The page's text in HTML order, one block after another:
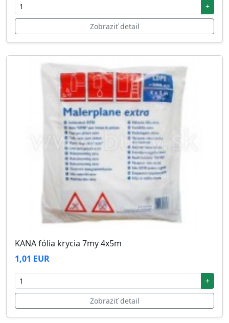
+
Zobraziť detail
KANA fólia krycia 7my 4x5m
1,01 EUR
+
Zobraziť detail